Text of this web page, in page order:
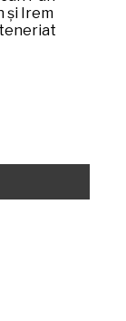
și Irem